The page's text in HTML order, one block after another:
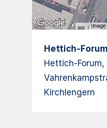
Image
Hettich-
Hettich-Forum,
Kirchlengern